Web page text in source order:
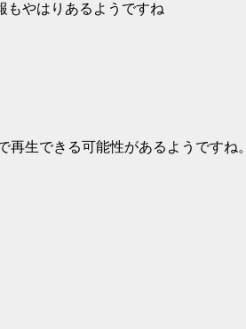
もやはりあるようですね
生できる可能性があるようですね。